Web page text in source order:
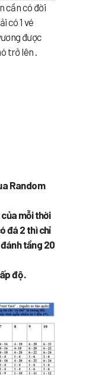
cần có đời
có 1 vé
được
trở lên .
Random
mỗi thời
đá 2 thì chỉ
đánh tầng 20
độ .